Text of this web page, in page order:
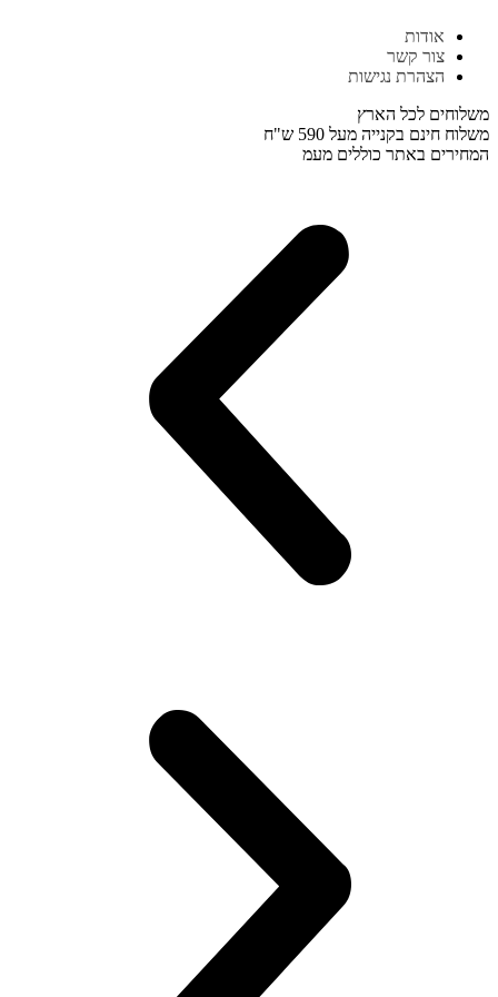
לתוכן
אודות
צור קשר
הצהרת נגישות
משלוחים לכל הארץ
משלוח חינם בקנייה מעל 590 ש"ח
המחירים באתר כוללים מעמ